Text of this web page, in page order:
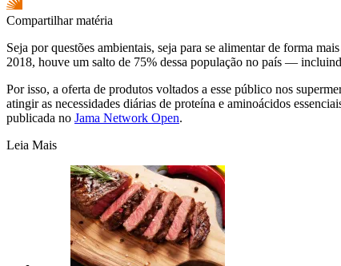
Compartilhar matéria
Seja por questões ambientais, seja para se alimentar de forma
2018, houve um salto de 75% dessa população no país —
Por isso, a oferta de produtos voltados a esse público nos
atingir as necessidades diárias de proteína e aminoácidos
publicada no Jama Network Open.
Leia Mais